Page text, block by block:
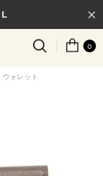
で送料無料
フトガイド
0
ウォレット